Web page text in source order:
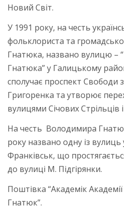
Новий Світ.
У 1991 року, на честь
фольклориста та
Гнатюка, названо вулицю –
Гнатюка” у Галицькому
сполучає проспект
Григоренка та утворює
вулицями Січових Стрільців
На честь Володимира
року названо одну із вулиць
Франківськ, що
до вулиці М. Підгірянки.
Поштівка “Академік
Гнатюк”.